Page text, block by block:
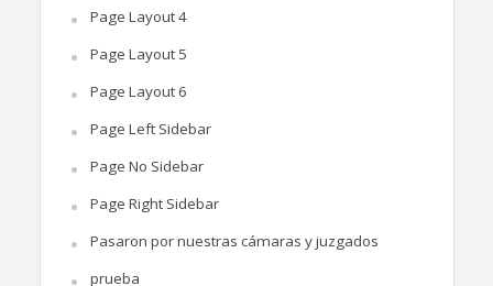
Page Layout 4
Page Layout 5
Page Layout 6
Page Left Sidebar
Page No Sidebar
Page Right Sidebar
Pasaron por nuestras cámaras y juzgados
prueba